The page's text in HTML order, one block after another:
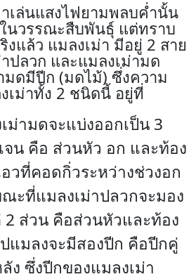
เล่นแสงไฟยามพลบค่ำนั้น
นวรรณะสืบพันธุ์ แต่ทราบ
งแล้ว แมลงเม่า มีอยู่ 2 สาย
ปลวก และแมลงเม่ามด
มดมีปีก (มดไม้) ซึ่งความ
เม่าทั้ง 2 ชนิดนี้ อยู่ที่
ม่ามดจะแบ่งออกเป็น 3
จน คือ ส่วนหัว อก และท้อง
วที่คอดกิ่วระหว่างช่วงอก
ะที่แมลงเม่าปลวกจะมอง
ส่วน คือส่วนหัวและท้อง
แมลงจะมีสองปีก คือปีกคู่
ง ซึ่งปีกของแมลงเม่า